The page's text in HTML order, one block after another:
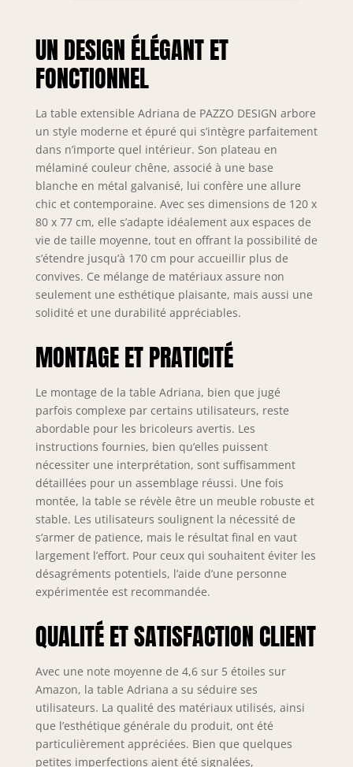
une solution
élégante pour les
fermée elle
mesure 120 cm de
longueur pour 6
sièges, tandis que
grâce à son
extension, elle
s'étend jusqu'à 170
cm, permettant
confortablement à
8 personnes de
s'asseoir à la table
Adaptation facile :
Adriana est facile à
adapter à
l'environnement et
agréable à utiliser,
que vous soyez en
train de dîner en
famille ou de
divertir vos amis,
occasion à table un
vrai plaisir Forme
de la table :
rectangulaire avec
système extensible
pour une
polyvalence
d'utilisation
maximale Couleur :
blanche pour un
et moderne
Matériau :
structure en
mélamine avec
système
d'extension
UN DESIGN ÉLÉGANT ET
FONCTIONNEL
La table extensible Adriana de PAZZO DESIGN arbore
un style moderne et épuré qui s’intègre parfaitement
dans n’importe quel intérieur. Son plateau en
mélaminé couleur chêne, associé à une base
blanche en métal galvanisé, lui confère une allure
chic et contemporaine. Avec ses dimensions de 120 x
80 x 77 cm, elle s’adapte idéalement aux espaces de
vie de taille moyenne, tout en offrant la possibilité de
s’étendre jusqu’à 170 cm pour accueillir plus de
convives. Ce mélange de matériaux assure non
seulement une esthétique plaisante, mais aussi une
solidité et une durabilité appréciables.
MONTAGE ET PRATICITÉ
Le montage de la table Adriana, bien que jugé
parfois complexe par certains utilisateurs, reste
abordable pour les bricoleurs avertis. Les
instructions fournies, bien qu’elles puissent
nécessiter une interprétation, sont suffisamment
détaillées pour un assemblage réussi. Une fois
montée, la table se révèle être un meuble robuste et
stable. Les utilisateurs soulignent la nécessité de
s’armer de patience, mais le résultat final en vaut
largement l’effort. Pour ceux qui souhaitent éviter les
désagréments potentiels, l’aide d’une personne
expérimentée est recommandée.
QUALITÉ ET SATISFACTION CLIENT
Avec une note moyenne de 4,6 sur 5 étoiles sur
Amazon, la table Adriana a su séduire ses
utilisateurs. La qualité des matériaux utilisés, ainsi
que l’esthétique générale du produit, ont été
particulièrement appréciées. Bien que quelques
petites imperfections aient été signalées,